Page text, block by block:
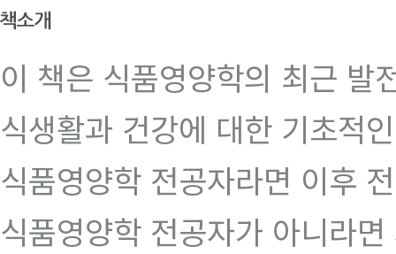
이 책은 식품영양학의 최근 발
식생활과 건강에 대한 기초적
식품영양학 전공자라면 이후
식품영양학 전공자가 아니라